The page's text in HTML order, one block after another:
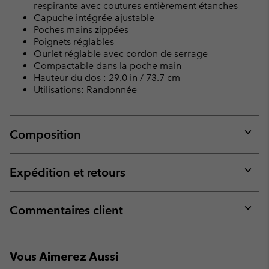
respirante avec coutures entièrement étanches
Capuche intégrée ajustable
Poches mains zippées
Poignets réglables
Ourlet réglable avec cordon de serrage
Compactable dans la poche main
Hauteur du dos : 29.0 in / 73.7 cm
Utilisations: Randonnée
Composition
or
Expédition et retours
or
Commentaires client
or
Vous Aimerez Aussi